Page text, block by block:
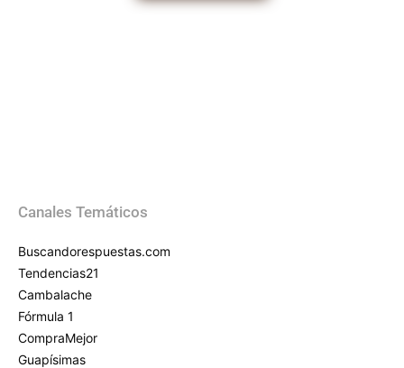
Canales Temáticos
Buscandorespuestas.com
Tendencias21
Cambalache
Fórmula 1
CompraMejor
Guapísimas